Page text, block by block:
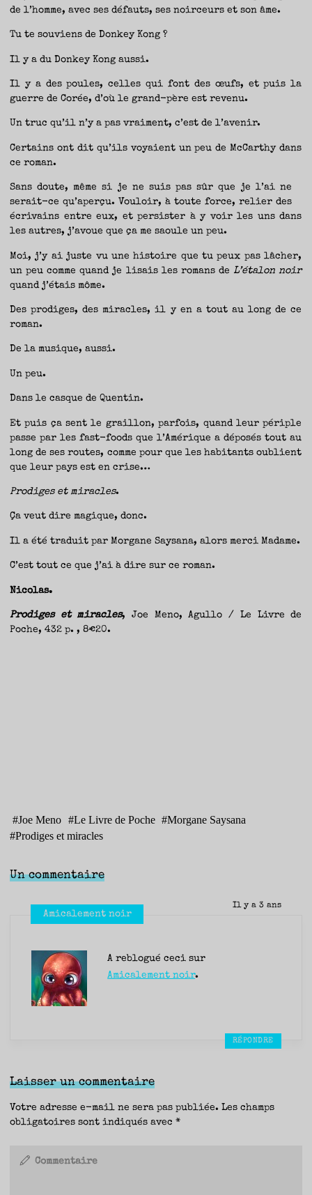
de l’homme, avec ses défauts, ses noirceurs et son âme.
Tu te souviens de Donkey Kong ?
Il y a du Donkey Kong aussi.
Il y a des poules, celles qui font des œufs, et puis la
guerre de Corée, d’où le grand-père est revenu.
Un truc qu’il n’y a pas vraiment, c’est de l’avenir.
Certains ont dit qu’ils voyaient un peu de McCarthy dans
ce roman.
Sans doute, même si je ne suis pas sûr que je l’ai ne
serait-ce qu’aperçu. Vouloir, à toute force, relier des
écrivains entre eux, et persister à y voir les uns dans
les autres, j’avoue que ça me saoule un peu.
Moi, j’y ai juste vu une histoire que tu peux pas lâcher,
un peu comme quand je lisais les romans de L’étalon noir
quand j’étais môme.
Des prodiges, des miracles, il y en a tout au long de ce
roman.
De la musique, aussi.
Un peu.
Dans le casque de Quentin.
Et puis ça sent le graillon, parfois, quand leur périple
passe par les fast-foods que l’Amérique a déposés tout au
long de ses routes, comme pour que les habitants oublient
que leur pays est en crise…
Prodiges et miracles.
Ça veut dire magique, donc.
Il a été traduit par Morgane Saysana, alors merci Madame.
C’est tout ce que j’ai à dire sur ce roman.
Nicolas.
Prodiges et miracles, Joe Meno, Agullo / Le Livre de
Poche, 432 p. , 8€20.
#Joe Meno #Le Livre de Poche #Morgane Saysana
#Prodiges et miracles
Un commentaire
Il y a 3 ans
Amicalement noir
A reblogué ceci sur
Amicalement noir.
RÉPONDRE
Laisser un commentaire
Votre adresse e-mail ne sera pas publiée. Les champs
obligatoires sont indiqués avec*